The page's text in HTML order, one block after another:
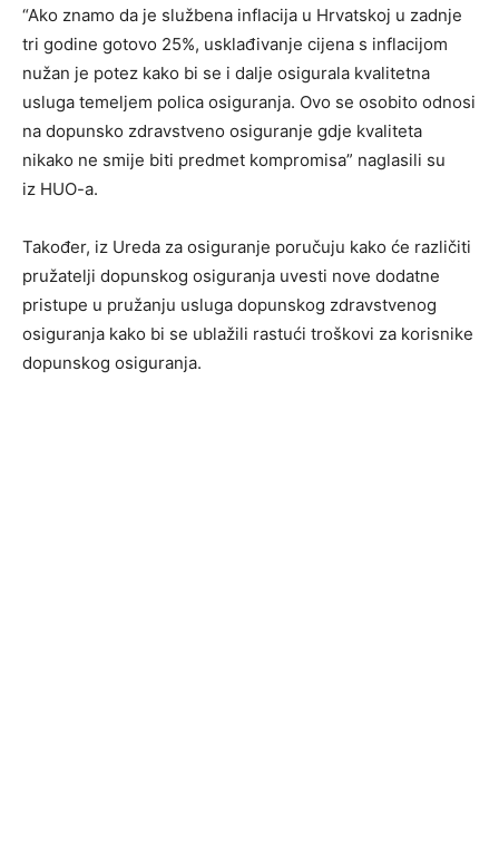
“Ako znamo da je službena inflacija u Hrvatskoj u zadnje
tri godine gotovo 25%, usklađivanje cijena s inflacijom
nužan je potez kako bi se i dalje osigurala kvalitetna
usluga temeljem polica osiguranja. Ovo se osobito odnosi
na dopunsko zdravstveno osiguranje gdje kvaliteta
nikako ne smije biti predmet kompromisa” naglasili su
iz HUO-a.
Također, iz Ureda za osiguranje poručuju kako će različiti
pružatelji dopunskog osiguranja uvesti nove dodatne
pristupe u pružanju usluga dopunskog zdravstvenog
osiguranja kako bi se ublažili rastući troškovi za korisnike
dopunskog osiguranja.